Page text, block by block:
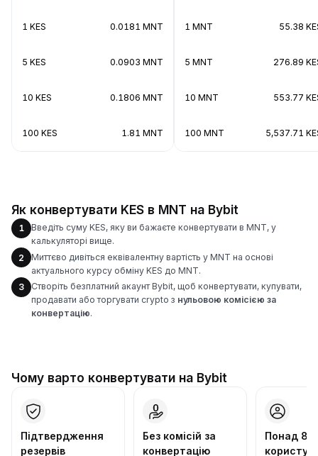
1 KES 0.0181 MNT
5 KES 0.0903 MNT
10 KES 0.1806 MNT
100 KES 1.81 MNT
1 MNT 55.38
5 MNT 276.89
10 MNT 553.77
100 MNT 5,537.71
Як конвертувати KES в MNT на Bybit
1
Введіть суму KES, яку ви бажаєте конвертувати в MNT, у
калькуляторі вище.
2
Миттєво дивіться еквівалентну вартість у MNT на основі
актуального курсу обміну KES до MNT.
3
Створіть безплатний акаунт Bybit, щоб конвертувати, купувати,
продавати або торгувати crypto з нульовою комісією за
конвертацію.
Чому варто конвертувати на Bybit
Підтвердження
резервів
Без комісій за
конвертацію
Понад 86